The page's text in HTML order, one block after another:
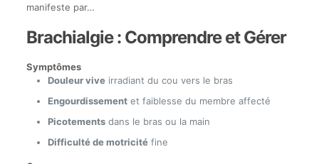
manifeste par…
Brachialgie : Comprendre et Gérer
Symptômes
Douleur viveirradiant du cou vers le bras
Engourdissementet faiblesse du membre affecté
Picotementsdans le bras ou la main
Difficulté de motricitéfine